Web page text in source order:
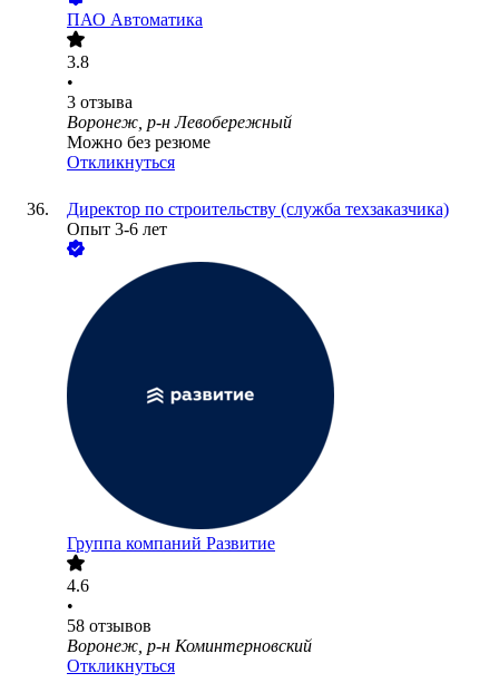
ПАО Автоматика
3.8
•
3 отзыва
Воронеж, р-н Левобережный
Можно без резюме
Откликнуться
Директор по строительству (служба техзаказчика)
Опыт 3-6 лет
Группа компаний Развитие
4.6
•
58 отзывов
Воронеж, р-н Коминтерновский
Откликнуться